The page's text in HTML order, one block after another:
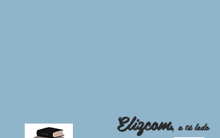
Elizcom, a tú lado